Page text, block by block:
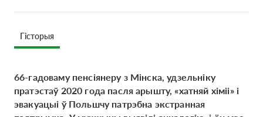
Гісторыя
66-гадоваму пенсіянеру з Мінска, удзельніку
пратэстаў 2020 года пасля арышту, «хатняй хіміі» і
эвакуацыі ў Польшчу патрэбна экстранная